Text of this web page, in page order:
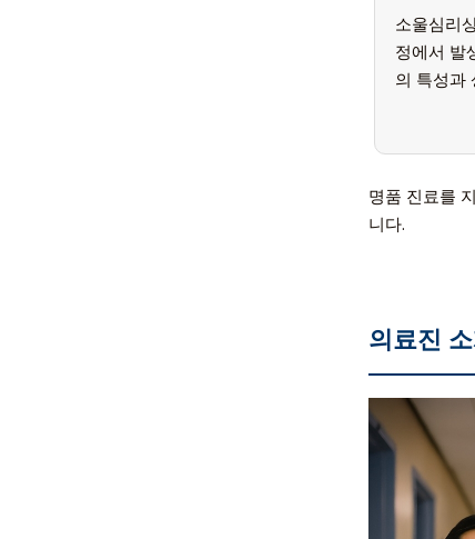
소울심리
정에서 발
의 특성과
명품 진료를
니다.
의료진